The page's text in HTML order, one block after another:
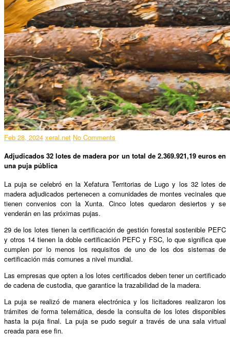
Feb 28, 2024 xeral.net No Comments
Adjudicados 32 lotes de madera por un total de 2.369.921,19 euros en
una puja pública
La puja se celebró en la Xefatura Territorias de Lugo y los 32 lotes de
madera adjudicados pertenecen a comunidades de montes vecinales que
tienen convenios con la Xunta. Cinco lotes quedaron desiertos y se
venderán en las próximas pujas.
29 de los lotes tienen la certificación de gestión forestal sostenible PEFC
y otros 14 tienen la doble certificación PEFC y FSC, lo que significa que
cumplen por lo menos los requisitos de uno de los dos sistemas de
certificación más comunes a nivel mundial.
Las empresas que opten a los lotes certificados deben tener un certificado
de cadena de custodia, que garantice la trazabilidad de la madera.
La puja se realizó de manera electrónica y los licitadores realizaron los
trámites de forma telemática, desde la consulta de los lotes disponibles
hasta la puja final. La puja se pudo seguir a través de una sala virtual
creada para ese fin.